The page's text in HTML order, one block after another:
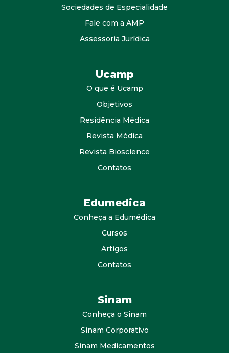
Sociedades de Especialidade
Fale com a AMP
Assessoria Jurídica
Ucamp
O que é Ucamp
Objetivos
Residência Médica
Revista Médica
Revista Bioscience
Contatos
Edumedica
Conheça a Edumédica
Cursos
Artigos
Contatos
Sinam
Conheça o Sinam
Sinam Corporativo
Sinam Medicamentos